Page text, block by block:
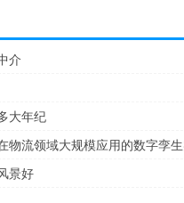
介
大年纪
景好